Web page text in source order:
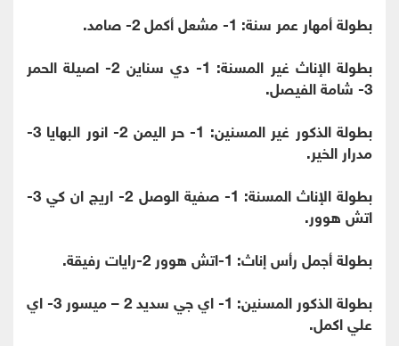
بطولة أمهار عمر سنة: 1- مشعل أكمل 2- صامد.
بطولة الإناث غير المسنة: 1- دي سناين 2- اصيلة الحمر
3- شامة الفيصل.
بطولة الذكور غير المسنين: 1- حر اليمن 2- انور البهايا 3-
مدرار الخير.
بطولة الإناث المسنة: 1- صفية الوصل 2- اريج ان كي 3-
اتش هوور.
بطولة أجمل رأس إناث: 1-اتش هوور 2-رايات رفيقة.
بطولة الذكور المسنين: 1- اي جي سديد 2 – ميسور 3- اي
علي اكمل.